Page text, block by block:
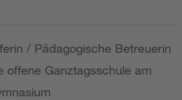
/ Pädagogische Betreuerin
offene Ganztagsschule am